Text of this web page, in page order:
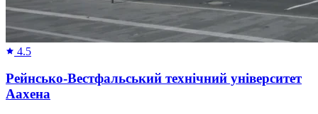
4.5
Рейнсько-Вестфальський технічний університет
Аахена